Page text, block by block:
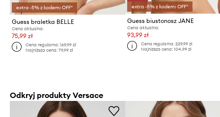
extra -5% z kodem: OFF*
Guess braletka BELLE
Cena aktualna:
75,99 zł
Cena regularna:169,99 zł
Najniższa cena:79,99 zł
extra -5% z kodem: OFF*
Guess biustonosz JANE
Cena aktualna:
93,99 zł
Cena regularna: 229,99 zł
Najniższa cena: 104,99 zł
Odkryj produkty Versace